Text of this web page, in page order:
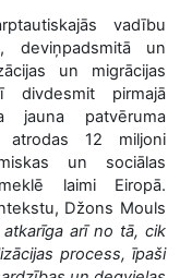
vadību
deviņpadsmitā un
un migrācijas
divdesmit pirmajā
jauna patvēruma
atrodas 12 miljoni
un sociālas
laimi Eiropā.
Džons Mouls
arī no tā, cik
process, īpaši